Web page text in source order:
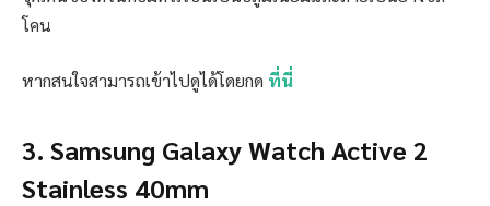
โคน
หากสนใจสามารถเข้าไปดูได้โดยกด ที่นี่
3. Samsung Galaxy Watch Active 2
Stainless 40mm